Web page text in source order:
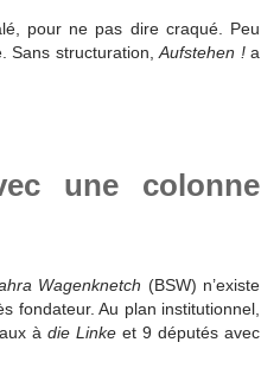
pour ne pas dire craqué. Peu
Sans structuration,Aufstehen !a
une colonne
Wagenknetch (BSW) n’existe
fondateur. Au plan institutionnel,
àdie Linke et 9 députés avec